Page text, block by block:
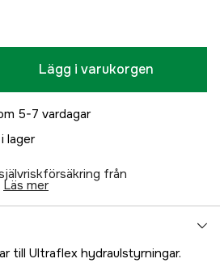
Lägg i varukorgen
5-7 vardagar
lager
från
läs mer
till Ultraflex hydraulstyrningar.